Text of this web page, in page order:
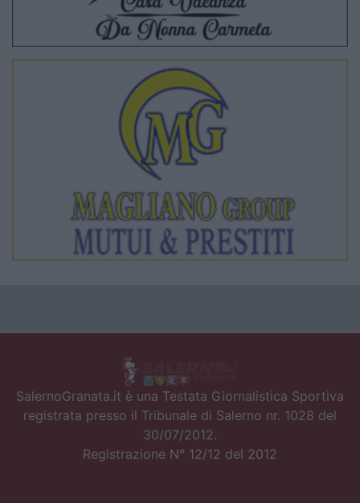
SalernoGranata.it è una Testata Giornalistica Sportiva
registrata presso il Tribunale di Salerno nr. 1028 del
30/07/2012.
Registrazione N° 12/12 del 2012